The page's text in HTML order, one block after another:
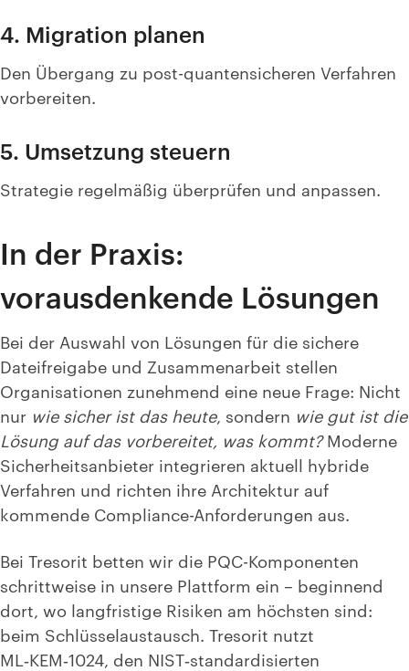
4. Migration planen
Den Übergang zu post-quantensicheren Verfahren
vorbereiten.
5. Umsetzung steuern
Strategie regelmäßig überprüfen und anpassen.
In der Praxis:
vorausdenkende Lösungen
Bei der Auswahl von Lösungen für die sichere
Dateifreigabe und Zusammenarbeit stellen
Organisationen zunehmend eine neue Frage: Nicht
nur wie sicher ist das heute, sondern wie gut ist die
Lösung auf das vorbereitet, was kommt?Moderne
Sicherheitsanbieter integrieren aktuell hybride
Verfahren und richten ihre Architektur auf
kommende Compliance-Anforderungen aus.
Bei Tresorit betten wir die PQC-Komponenten
schrittweise in unsere Plattform ein – beginnend
dort, wo langfristige Risiken am höchsten sind:
beim Schlüsselaustausch. Tresorit nutzt
ML‑KEM‑1024, den NIST‑standardisierten